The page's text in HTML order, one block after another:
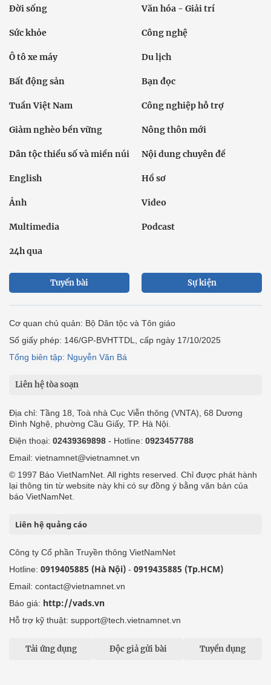
Đời sống Văn hóa - Giải trí
Sức khỏe Công nghệ
Ô tô xe máy Du lịch
Bất động sản Bạn đọc
Tuần Việt Nam Công nghiệp hỗ trợ
Giảm nghèo bền vững Nông thôn mới
Dân tộc thiểu số và miền núi Nội dung chuyên đề
English Hồ sơ
Ảnh Video
Multimedia Podcast
24h qua
Tuyến bài Sự kiện
Cơ quan chủ quản: Bộ Dân tộc và Tôn giáo
Số giấy phép: 146/GP-BVHTTDL, cấp ngày 17/10/2025
Tổng biên tập: Nguyễn Văn Bá
Liên hệ tòa soạn
Địa chỉ: Tầng 18, Toà nhà Cục Viễn thông (VNTA), 68 Dương
Đình Nghệ, phường Cầu Giấy, TP. Hà Nội.
Điện thoại: 02439369898 - Hotline: 0923457788
Email: vietnamnet@vietnamnet.vn
© 1997 Báo VietNamNet. All rights reserved. Chỉ được phát hành
lại thông tin từ website này khi có sự đồng ý bằng văn bản của
báo VietNamNet.
Liên hệ quảng cáo
Công ty Cổ phần Truyền thông VietNamNet
Hotline: 0919405885 (Hà Nội) - 0919435885 (Tp.HCM)
Email: contact@vietnamnet.vn
Báo giá: http://vads.vn
Hỗ trợ kỹ thuật: support@tech.vietnamnet.vn
Tải ứng dụng Độc giả gửi bài Tuyển dụng